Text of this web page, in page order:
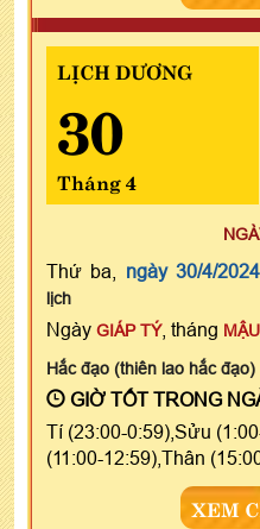
LỊCH DƯƠNG
30
Tháng 4
Thứ ba, ngày 30/4/2024
lịch
Ngày GIÁP TÝ, tháng
Hắc đạo (thiên lao hắc đạo)
GIỜ TỐT TRONG
Tí (23:00-0:59),Sửu
(11:00-12:59),Thân
XEM